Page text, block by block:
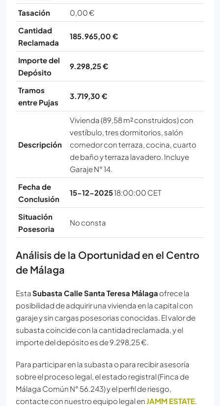
Tasación
0,00 €
Cantidad
Reclamada
185.965,00 €
Importe del
Depósito
9.298,25 €
Tramos
entre Pujas
3.719,30 €
Descripción
Vivienda (89,58 m² construidos) con
vestíbulo, tres dormitorios, salón
comedor con terraza, cocina, cuarto
de baño y terraza lavadero. Incluye
Garaje N° 14.
Fecha de
Conclusión
15-12-202518:00:00 CET
Situación
Posesoria
No consta
Análisis de la Oportunidad en el Centro
de Málaga
EstaSubasta Calle Santa Teresa Málaga ofrece la
posibilidad de adquirir una vivienda en la capital con
garaje y sin cargas posesorias conocidas. El valor de
subasta coincide con la cantidad reclamada, y el
importe del depósito es de 9.298,25 €.
Para participar en la subasta o para recibir asesoría
sobre el proceso legal, el estado registral (Finca de
Málaga Común N° 56.243) y el perfil de riesgo,
contacte con nuestro equipo legal enJAMM ESTATE.